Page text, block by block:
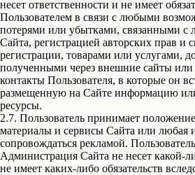
несет ответственности и не имеет
Пользователем в связи с любыми
потерями или убытками, связанными
Сайта, регистрацией авторских прав и
регистрации, товарами или услугами,
полученными через внешние сайты
контакты Пользователя, в которые он
размещенную на Сайте информацию
ресурсы.
2.7. Пользователь принимает
материалы и сервисы Сайта или любая
сопровождаться рекламой.
Администрация Сайта не несет какой-
не имеет каких-либо обязательств